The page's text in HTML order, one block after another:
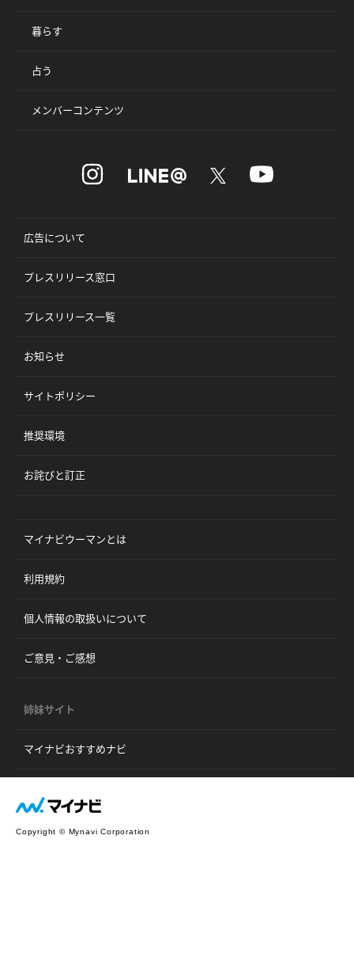
暮らす
占う
メンバーコンテンツ
広告について
プレスリリース窓口
プレスリリース一覧
お知らせ
サイトポリシー
推奨環境
お詫びと訂正
マイナビウーマンとは
利用規約
個人情報の取扱いについて
ご意見・ご感想
姉妹サイト
マイナビおすすめナビ
Copyright © Mynavi Corporation